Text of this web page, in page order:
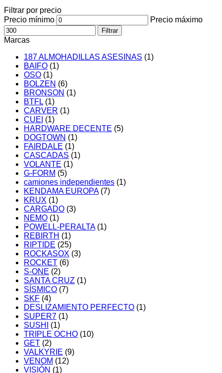
Filtrar por precio
Precio mínimo
Precio máximo
Filtrar
Marcas
187 ALMOHADILLAS ASESINAS (1)
BAIFO (1)
OSO (1)
BOLZEN (6)
BRONSON (1)
BTFL (1)
CARVER (1)
CUEI (1)
HARDWARE DECENTE (5)
DOGTOWN (1)
FAIRDALE (1)
CASCADAS (1)
VOLANTE (1)
G-FORM (5)
camiones independientes (1)
KENDAMA EUROPA (7)
KRUX (1)
CARGADO (3)
NEMO (1)
POWELL-PERALTA (1)
REBIRTH (1)
RIPTIDE (25)
ROCKASOX (3)
ROCKET (6)
S-ONE (2)
SANTA CRUZ (1)
SÍSMICO (7)
SKF (4)
DESLIZAMIENTO PERFECTO (1)
SUPER7 (1)
SUSHI
(1)
TRIPLE OCHO (10)
GET (2)
VALKYRIE (9)
VENOM (12)
VISIÓN (1)